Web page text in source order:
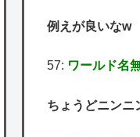
例えが良いなw
57: ワールド名
ちょうどニンニ